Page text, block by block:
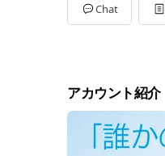
Chat
アカウント紹介